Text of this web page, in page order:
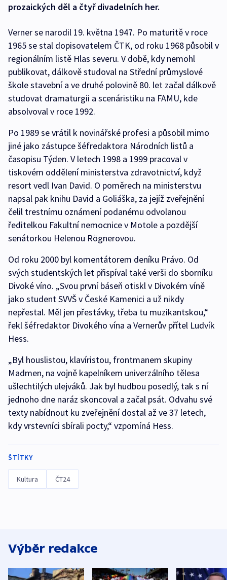
prozaických děl a čtyř divadelních her.
Verner se narodil 19. května 1947. Po maturitě v roce
1965 se stal dopisovatelem ČTK, od roku 1968 působil v
regionálním listě Hlas severu. V době, kdy nemohl
publikovat, dálkově studoval na Střední průmyslové
škole stavební a ve druhé polovině 80. let začal dálkově
studovat dramaturgii a scenáristiku na FAMU, kde
absolvoval v roce 1992.
Po 1989 se vrátil k novinářské profesi a působil mimo
jiné jako zástupce šéfredaktora Národních listů a
časopisu Týden. V letech 1998 a 1999 pracoval v
tiskovém oddělení ministerstva zdravotnictví, když
resort vedl Ivan David. O poměrech na ministerstvu
napsal pak knihu David a Goliáška, za jejíž zveřejnění
čelil trestnímu oznámení podanému odvolanou
ředitelkou Fakultní nemocnice v Motole a pozdější
senátorkou Helenou Rögnerovou.
Od roku 2000 byl komentátorem deníku Právo. Od
svých studentských let přispíval také verši do sborníku
Divoké víno. „Svou první báseň otiskl v Divokém víně
jako student SVVŠ v České Kamenici a už nikdy
nepřestal. Měl jen přestávky, třeba tu muzikantskou,“
řekl šéfredaktor Divokého vína a Vernerův přítel Ludvík
Hess.
„Byl houslistou, klavíristou, frontmanem skupiny
Madmen, na vojně kapelníkem univerzálního tělesa
ušlechtilých ulejváků. Jak byl hudbou posedlý, tak s ní
jednoho dne naráz skoncoval a začal psát. Odvahu své
texty nabídnout ku zveřejnění dostal až ve 37 letech,
kdy vrstevníci sbírali pocty,“ vzpomíná Hess.
ŠTÍTKY
Kultura ČT24
Výběr redakce